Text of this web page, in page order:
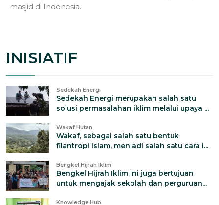
masjid di Indonesia.
INISIATIF
Sedekah Energi
Sedekah Energi merupakan salah satu
solusi permasalahan iklim melalui upaya ...
Wakaf Hutan
Wakaf, sebagai salah satu bentuk
filantropi Islam, menjadi salah satu cara i...
Bengkel Hijrah Iklim
Bengkel Hijrah Iklim ini juga bertujuan
untuk mengajak sekolah dan perguruan...
Knowledge Hub